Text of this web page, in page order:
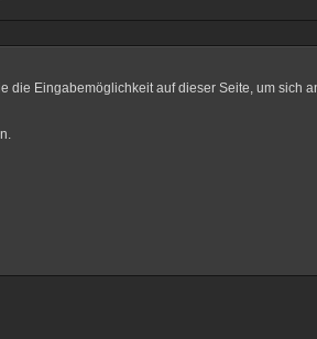
die Eingabemöglichkeit auf dieser Seite, um sich